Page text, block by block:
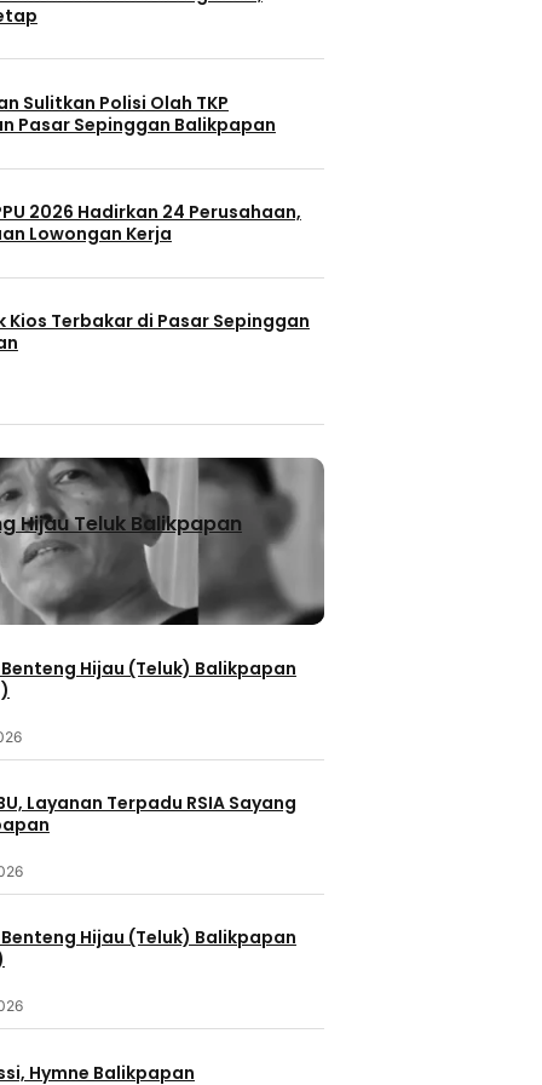
Sulitkan Polisi Olah TKP
Pasar Sepinggan Balikpapan
2026 Hadirkan 24 Perusahaan,
Lowongan Kerja
Kios Terbakar di Pasar Sepinggan
Hijau Teluk Balikpapan
Hijau (Teluk) Balikpapan
Layanan Terpadu RSIA Sayang
Hijau (Teluk) Balikpapan
Hymne Balikpapan